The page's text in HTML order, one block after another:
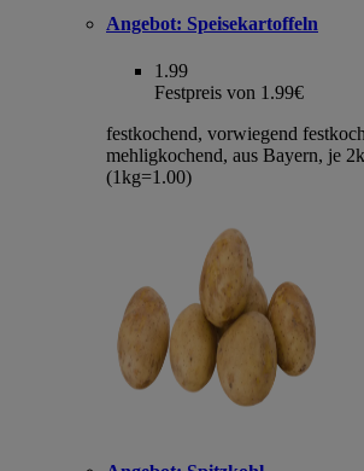
Angebot: Speisekartoffeln
1.99
Festpreis von 1.99€
festkochend, vorwiegend
mehligkochend, aus Bayern, je
(1kg=1.00)